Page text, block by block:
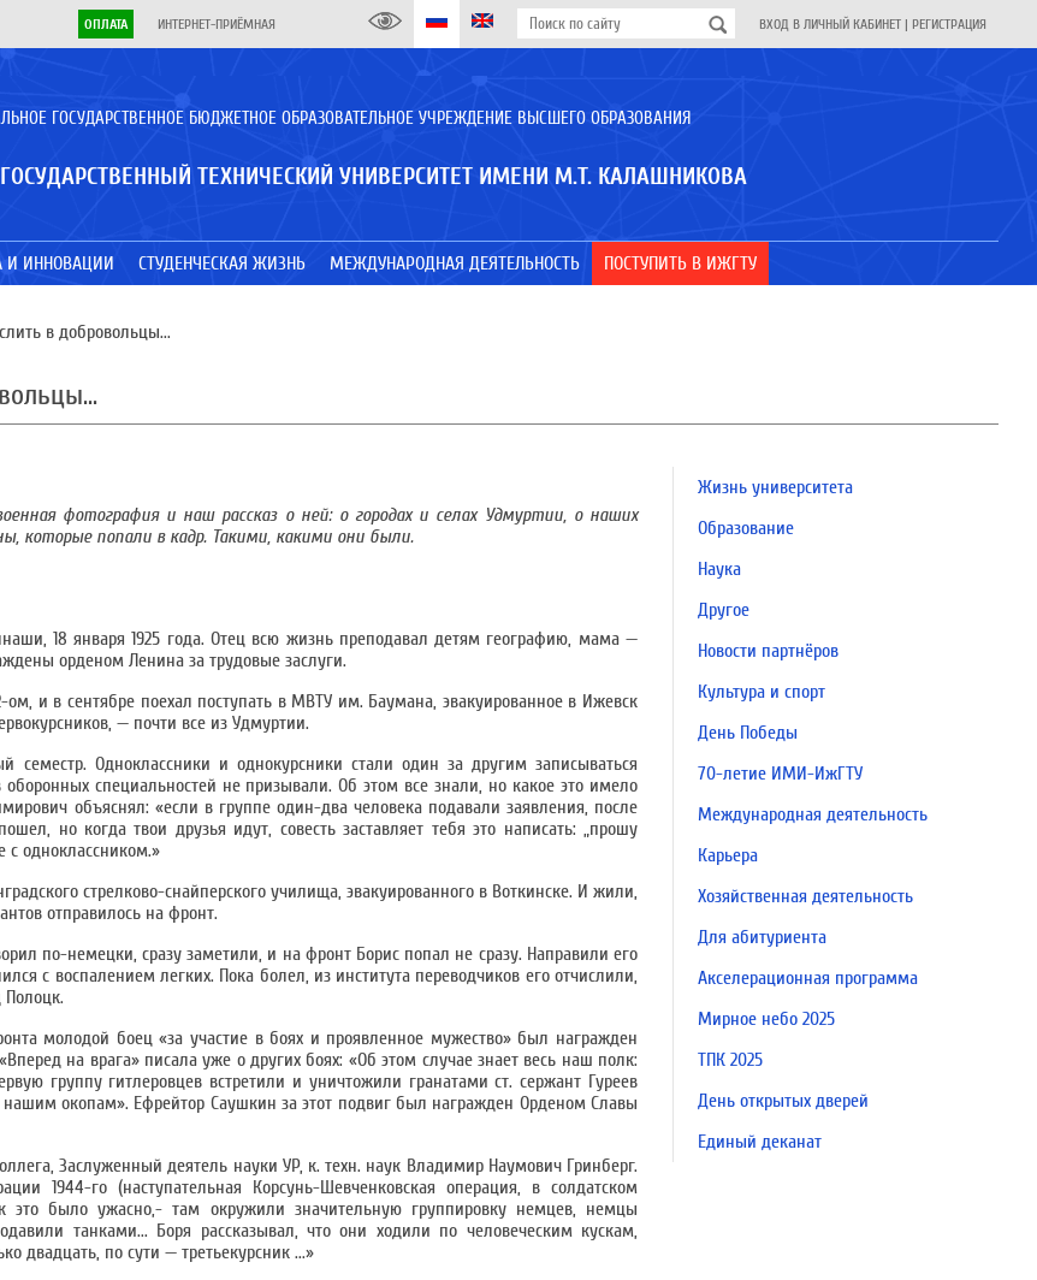
ОПЛАТА ИНТЕРНЕТ-ПРИЁМНАЯ ВХОД В ЛИЧНЫЙ КАБИНЕТ | РЕГИСТРАЦИЯ
ГОСУДАРСТВЕННОЕ БЮДЖЕТНОЕ ОБРАЗОВАТЕЛЬНОЕ УЧРЕЖДЕНИЕ ВЫСШЕГО ОБРАЗОВАНИЯ
ТЕХНИЧЕСКИЙ УНИВЕРСИТЕТ ИМЕНИ М.Т. КАЛАШНИКОВА
И ИННОВАЦИИ СТУДЕНЧЕСКАЯ ЖИЗНЬ МЕЖДУНАРОДНАЯ ДЕЯТЕЛЬНОСТЬ ПОСТУПИТЬ В ИЖГТУ
в добровольцы...
фотография и наш рассказ о ней: о городах и селах Удмуртии, о наших
которые попали в кадр. Такими, какими они были.
18 января 1925 года. Отец всю жизнь преподавал детям географию, мама —
орденом Ленина за трудовые заслуги.
и в сентябре поехал поступать в МВТУ им. Баумана, эвакуированное в Ижевск
— почти все из Удмуртии.
семестр. Одноклассники и однокурсники стали один за другим записываться
специальностей не призывали. Об этом все знали, но какое это имело
объяснял: «если в группе один-два человека подавали заявления, после
но когда твои друзья идут, совесть заставляет тебя это написать: „прошу
с одноклассником.»
стрелково-снайперского училища, эвакуированного в Воткинске. И жили,
отправилось на фронт.
по-немецки, сразу заметили, и на фронт Борис попал не сразу. Направили его
с воспалением легких. Пока болел, из института переводчиков его отчислили,
молодой боец «за участие в боях и проявленное мужество» был награжден
на врага» писала уже о других боях: «Об этом случае знает весь наш полк:
группу гитлеровцев встретили и уничтожили гранатами ст. сержант Гуреев
окопам». Ефрейтор Саушкин за этот подвиг был награжден Орденом Славы
Заслуженный деятель науки УР, к. техн. наук Владимир Наумович Гринберг.
1944-го (наступательная Корсунь-Шевченковская операция, в солдатском
это было ужасно,- там окружили значительную группировку немцев, немцы
танками... Боря рассказывал, что они ходили по человеческим кускам,
двадцать, по сути — третьекурсник ...»
Жизнь университета
Образование
Наука
Другое
Новости партнёров
Культура и спорт
День Победы
70-летие ИМИ-ИжГТУ
Международная деятельность
Карьера
Хозяйственная деятельность
Для абитуриента
Акселерационная программа
Мирное небо 2025
ТПК 2025
День открытых дверей
Единый деканат